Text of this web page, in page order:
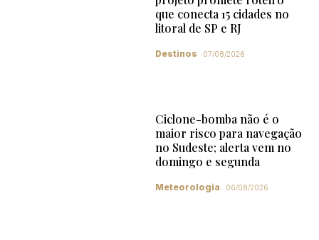
que conecta 15 cidades no
litoral de SP e RJ
Destinos 07/08/2026
Ciclone-bomba não é o
maior risco para navegação
no Sudeste; alerta vem no
domingo e segunda
Meteorologia 06/08/2026